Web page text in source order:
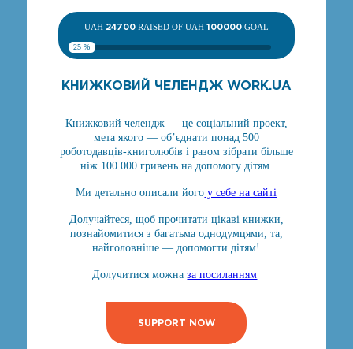
UAH 24700RAISED OF UAH 100000GOAL
25 %
КНИЖКОВИЙ ЧЕЛЕНДЖ WORK.UA
Книжковий челендж — це соціальний проект,
мета якого — об’єднати понад 500
роботодавців-книголюбів і разом зібрати більше
ніж 100 000 гривень на допомогу дітям.
Ми детально описали його у себе на сайті
Долучайтеся, щоб прочитати цікаві книжки,
познайомитися з багатьма однодумцями, та,
найголовніше — допомогти дітям!
Долучитися можназа посиланням
SUPPORT NOW